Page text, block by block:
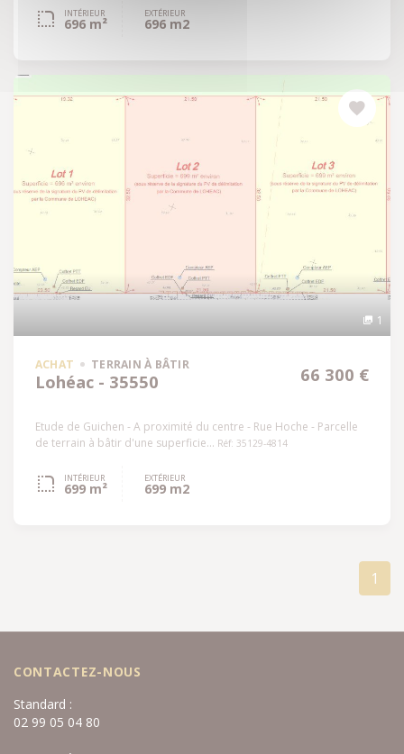
INTÉRIEUR
696 m²
EXTÉRIEUR
696 m2
1
ACHAT TERRAIN À BÂTIR
Lohéac - 35550 66 300 €
Etude de Guichen - A proximité du centre - Rue Hoche - Parcelle
de terrain à bâtir d'une superficie... Réf: 35129-4814
INTÉRIEUR
699 m²
EXTÉRIEUR
699 m2
1
CONTACTEZ-NOUS
Standard :
02 99 05 04 80